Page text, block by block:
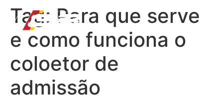
Tag: Para que serve
e como funciona o
coloetor de
admissão